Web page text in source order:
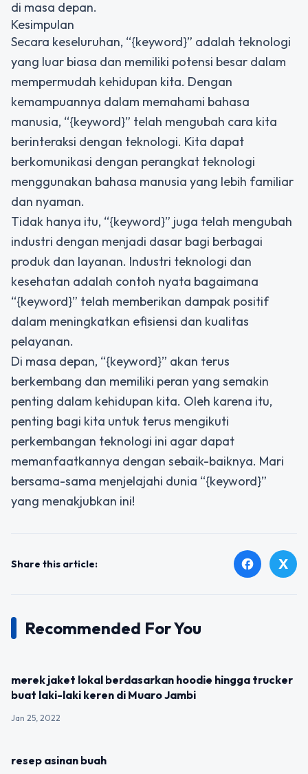
di masa depan.
Kesimpulan
Secara keseluruhan, “{keyword}” adalah teknologi
yang luar biasa dan memiliki potensi besar dalam
mempermudah kehidupan kita. Dengan
kemampuannya dalam memahami bahasa
manusia, “{keyword}” telah mengubah cara kita
berinteraksi dengan teknologi. Kita dapat
berkomunikasi dengan perangkat teknologi
menggunakan bahasa manusia yang lebih familiar
dan nyaman.
Tidak hanya itu, “{keyword}” juga telah mengubah
industri dengan menjadi dasar bagi berbagai
produk dan layanan. Industri teknologi dan
kesehatan adalah contoh nyata bagaimana
“{keyword}” telah memberikan dampak positif
dalam meningkatkan efisiensi dan kualitas
pelayanan.
Di masa depan, “{keyword}” akan terus
berkembang dan memiliki peran yang semakin
penting dalam kehidupan kita. Oleh karena itu,
penting bagi kita untuk terus mengikuti
perkembangan teknologi ini agar dapat
memanfaatkannya dengan sebaik-baiknya. Mari
bersama-sama menjelajahi dunia “{keyword}”
yang menakjubkan ini!
Share this article: facebook X
Recommended For You
merek jaket lokal berdasarkan hoodie hingga trucker
buat laki-laki keren di Muaro Jambi
Jan 25, 2022
resep asinan buah